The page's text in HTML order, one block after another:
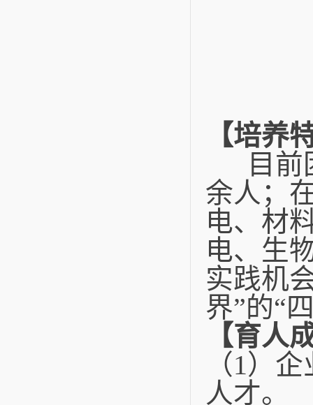
【培养
目前
余人；
电、材
电、生
实践机
界”的“
【育人
（1）
人才。